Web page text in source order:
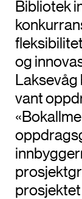
Bibliotek
og
Laksevåg
vant
prosjektet